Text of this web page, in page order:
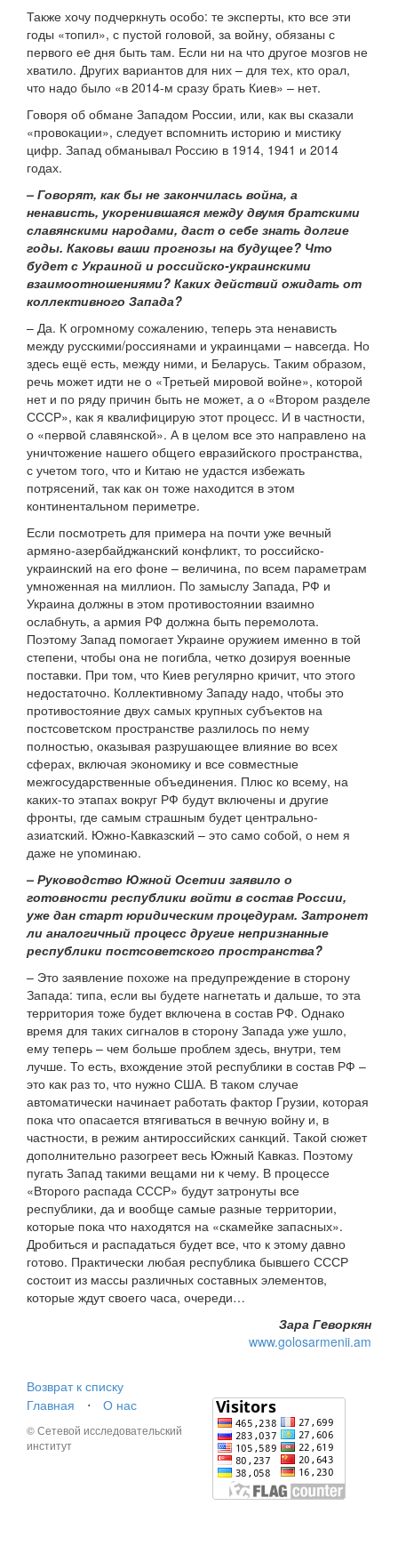
Также хочу подчеркнуть особо: те эксперты, кто все эти
годы «топил», с пустой головой, за войну, обязаны с
первого еe дня быть там. Если ни на что другое мозгов не
хватило. Других вариантов для них – для тех, кто орал,
что надо было «в 2014-м сразу брать Киев» – нет.
Говоря об обмане Западом России, или, как вы сказали
«провокации», следует вспомнить историю и мистику
цифр. Запад обманывал Россию в 1914, 1941 и 2014
годах.
– Говорят, как бы не закончилась война, а
ненависть, укоренившаяся между двумя братскими
славянскими народами, даст о себе знать долгие
годы. Каковы ваши прогнозы на будущее? Что
будет с Украиной и российско-украинскими
взаимоотношениями? Каких действий ожидать от
коллективного Запада?
– Да. К огромному сожалению, теперь эта ненависть
между русскими/россиянами и украинцами – навсегда. Но
здесь ещё есть, между ними, и Беларусь. Таким образом,
речь может идти не о «Третьей мировой войне», которой
нет и по ряду причин быть не может, а о «Втором разделе
СССР», как я квалифицирую этот процесс. И в частности,
о «первой славянской». А в целом все это направлено на
уничтожение нашего общего евразийского пространства,
с учетом того, что и Китаю не удастся избежать
потрясений, так как он тоже находится в этом
континентальном периметре.
Если посмотреть для примера на почти уже вечный
армяно-азербайджанский конфликт, то российско-
украинский на его фоне – величина, по всем параметрам
умноженная на миллион. По замыслу Запада, РФ и
Украина должны в этом противостоянии взаимно
ослабнуть, а армия РФ должна быть перемолота.
Поэтому Запад помогает Украине оружием именно в той
степени, чтобы она не погибла, четко дозируя военные
поставки. При том, что Киев регулярно кричит, что этого
недостаточно. Коллективному Западу надо, чтобы это
противостояние двух самых крупных субъектов на
постсоветском пространстве разлилось по нему
полностью, оказывая разрушающее влияние во всех
сферах, включая экономику и все совместные
межгосударственные объединения. Плюс ко всему, на
каких-то этапах вокруг РФ будут включены и другие
фронты, где самым страшным будет центрально-
азиатский. Южно-Кавказский – это само собой, о нем я
даже не упоминаю.
– Руководство Южной Осетии заявило о
готовности республики войти в состав России,
уже дан старт юридическим процедурам. Затронет
ли аналогичный процесс другие непризнанные
республики постсоветского пространства?
– Это заявление похоже на предупреждение в сторону
Запада: типа, если вы будете нагнетать и дальше, то эта
территория тоже будет включена в состав РФ. Однако
время для таких сигналов в сторону Запада уже ушло,
ему теперь – чем больше проблем здесь, внутри, тем
лучше. То есть, вхождение этой республики в состав РФ –
это как раз то, что нужно США. В таком случае
автоматически начинает работать фактор Грузии, которая
пока что опасается втягиваться в вечную войну и, в
частности, в режим антироссийских санкций. Такой сюжет
дополнительно разогреет весь Южный Кавказ. Поэтому
пугать Запад такими вещами ни к чему. В процессе
«Второго распада СССР» будут затронуты все
республики, да и вообще самые разные территории,
которые пока что находятся на «скамейке запасных».
Дробиться и распадаться будет все, что к этому давно
готово. Практически любая республика бывшего СССР
состоит из массы различных составных элементов,
которые ждут своего часа, очереди…
Зара Гeворкян
www.golosarmenii.am
Возврат к списку
Главная
⋅ О нас
© Сетевой исследовательский
институт